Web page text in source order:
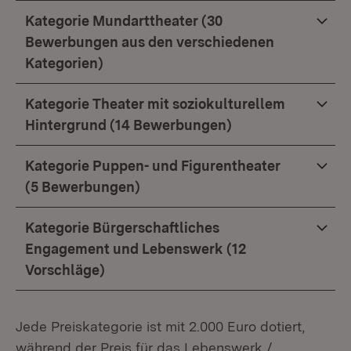
Kategorie Mundarttheater (30
Bewerbungen aus den verschiedenen
Kategorien)
Kategorie Theater mit soziokulturellem
Hintergrund (14 Bewerbungen)
Kategorie Puppen- und Figurentheater
(5 Bewerbungen)
Kategorie Bürgerschaftliches
Engagement und Lebenswerk (12
Vorschläge)
Jede Preiskategorie ist mit 2.000 Euro dotiert,
während der Preis für das Lebenswerk /